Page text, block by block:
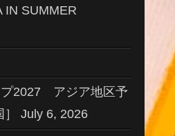
IN SUMMER
プ2027 アジア地区予
July 6, 2026